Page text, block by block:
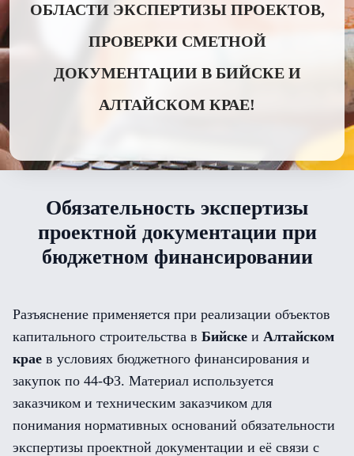
ОБЛАСТИ ЭКСПЕРТИЗЫ ПРОЕКТОВ,
ПРОВЕРКИ СМЕТНОЙ
ДОКУМЕНТАЦИИ В БИЙСКЕ И
АЛТАЙСКОМ КРАЕ!
Обязательность экспертизы
проектной документации при
бюджетном финансировании
Разъяснение применяется при реализации объектов
капитального строительства в Бийске и Алтайском
крае в условиях бюджетного финансирования и
закупок по 44-ФЗ. Материал используется
заказчиком и техническим заказчиком для
понимания нормативных оснований обязательности
экспертизы проектной документации и её связи с